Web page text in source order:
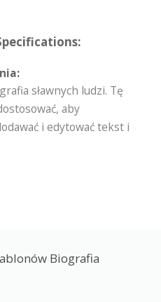
sławnych ludzi. Tę
aby
i edytować tekst i
Biografia